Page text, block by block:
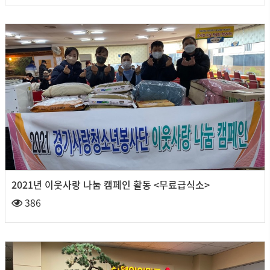
2021년 이웃사랑 나눔 캠페인 활동 <무료급식소>
386